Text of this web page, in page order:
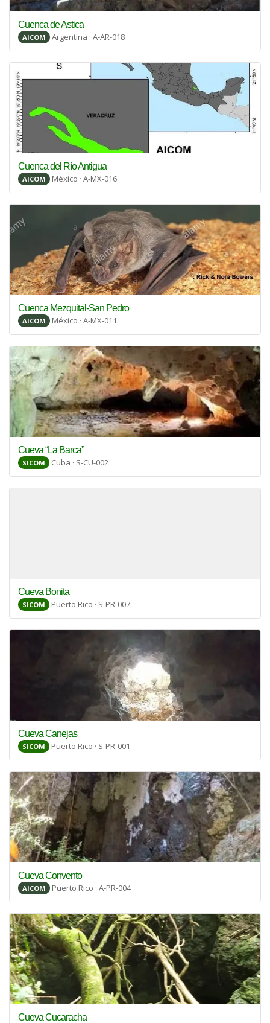
Cuenca de Astica
AICOM Argentina · A-AR-018
Cuenca del Río Antigua
AICOM México · A-MX-016
Cuenca Mezquital-San Pedro
AICOM México · A-MX-011
Cueva “La Barca”
SICOM Cuba · S-CU-002
Cueva Bonita
SICOM Puerto Rico · S-PR-007
Cueva Canejas
SICOM Puerto Rico · S-PR-001
Cueva Convento
AICOM Puerto Rico · A-PR-004
Cueva Cucaracha